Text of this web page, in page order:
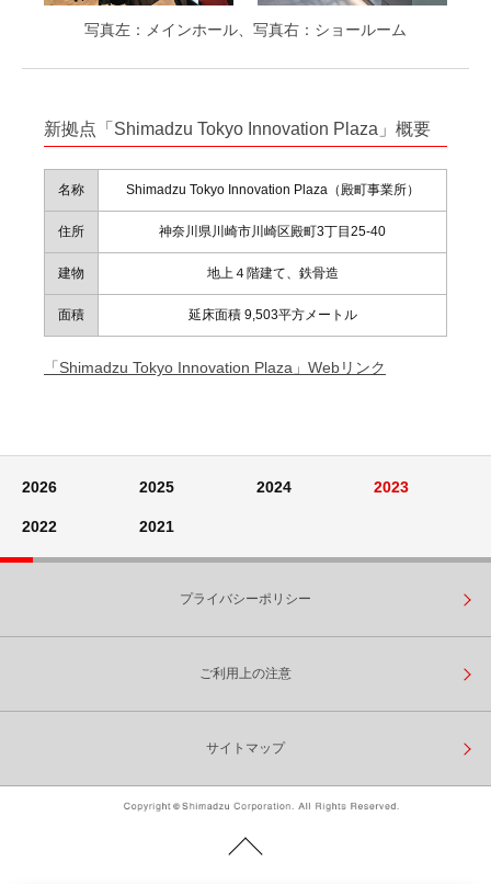
写真左：メインホール、写真右：ショールーム
新拠点「Shimadzu Tokyo Innovation Plaza」概要
名称 Shimadzu Tokyo Innovation Plaza（殿町事業所）
住所 神奈川県川崎市川崎区殿町3丁目25-40
建物 地上４階建て、鉄骨造
面積 延床面積 9,503平方メートル
「Shimadzu Tokyo Innovation Plaza」Webリンク
2026 2025 2024 2023
2022 2021
プライバシーポリシー
ご利用上の注意
サイトマップ